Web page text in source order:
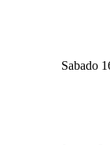
Sabado